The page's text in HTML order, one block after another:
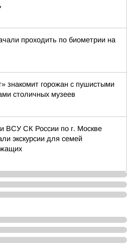
проходить по биометрии на
знакомит горожан с пушистыми
столичных музеев
ВСУ СК России по г. Москве
экскурсии для семей